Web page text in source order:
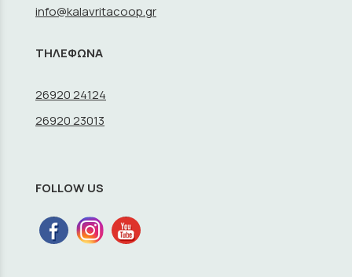
info@kalavritacoop.gr
ΤΗΛΕΦΩΝΑ
26920 24124
26920 23013
FOLLOW US